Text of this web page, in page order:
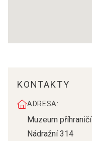
KONTAKTY
ADRESA:
Muzeum příhraničí
Nádražní 314